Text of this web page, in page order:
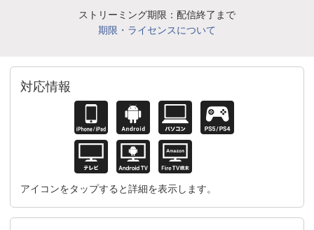
ストリーミング期限：配信終了まで
期限・ライセンスについて
対応情報
アイコンをタップすると詳細を表示します。